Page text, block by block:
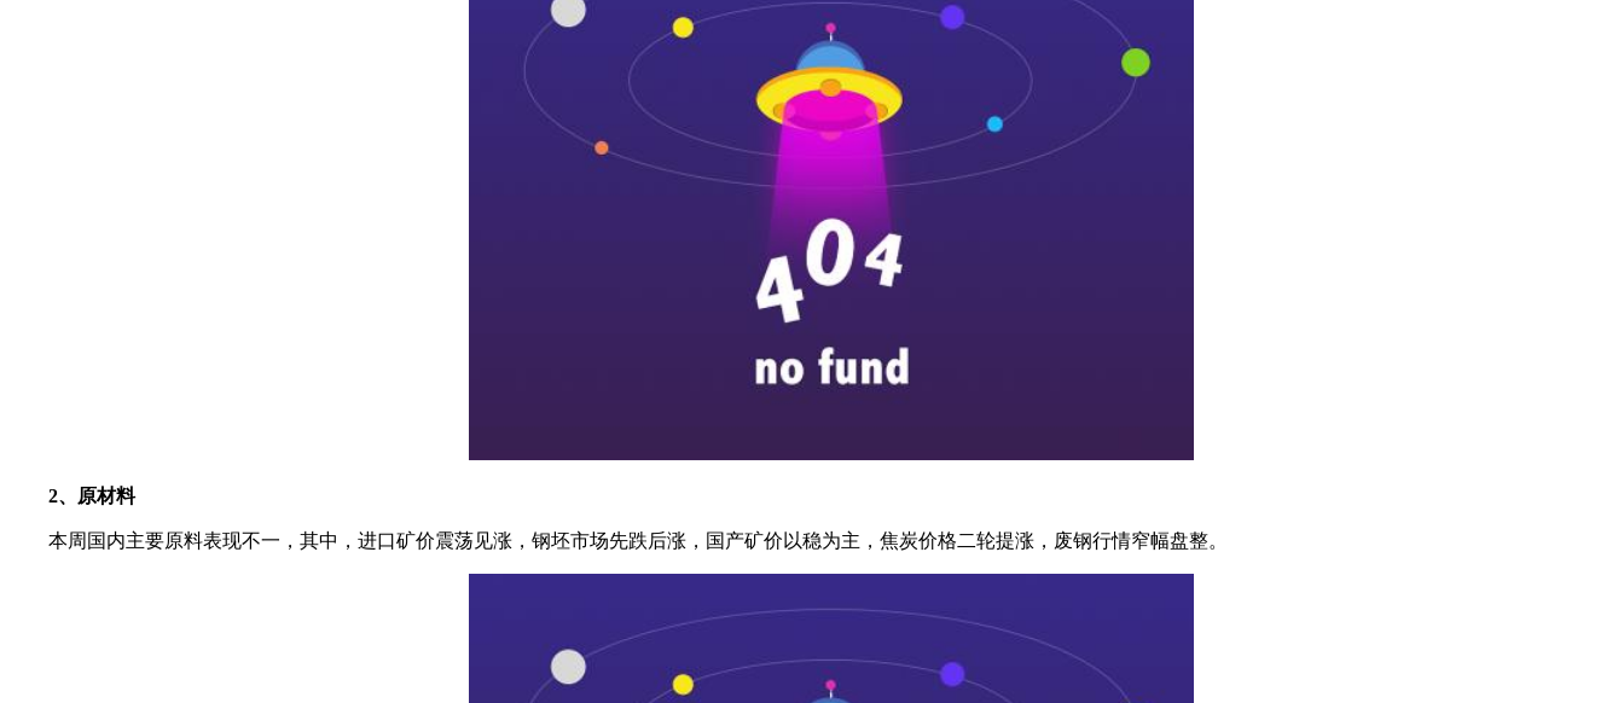
2、原材料
本周国内主要原料表现不一，其中，进口矿价震荡见涨，钢坯市场先跌后涨，国产矿价以稳为主，焦炭价格二轮提涨，废钢行情窄幅盘整。